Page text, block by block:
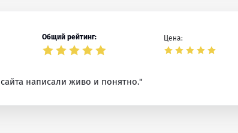
Общий рейтинг: Цена:
написали живо и понятно."